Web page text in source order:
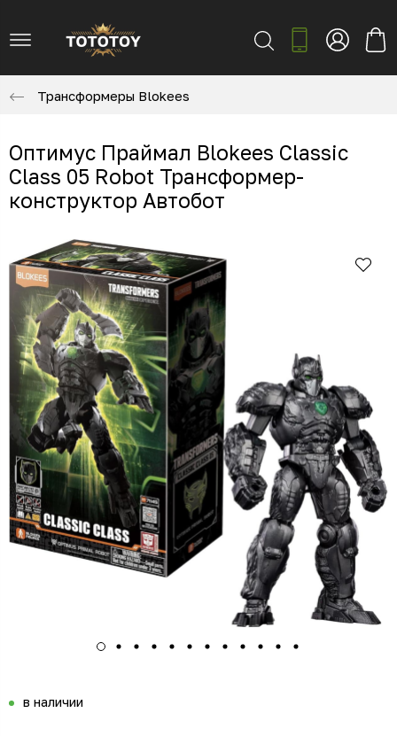
Трансформеры Blokees
Оптимус Праймал Blokees Classic
Class 05 Robot Трансформер-
конструктор Автобот
в наличии